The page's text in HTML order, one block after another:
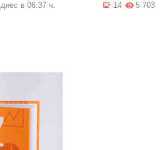
днес в 06:37 ч. 5 703
14